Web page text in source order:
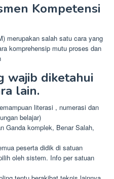
Kompetensi
merupakan salah satu cara yang
komprehensip mutu proses dan
wajib diketahui
lain.
literasi , numerasi dan
belajar)
Ganda komplek, Benar Salah,
peserta didik di satuan
oleh sistem. Info per satuan